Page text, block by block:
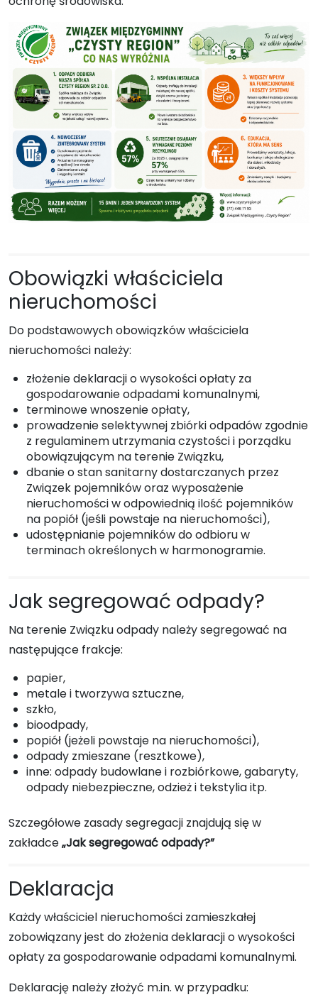
Obowiązki właściciela
nieruchomości
Do podstawowych obowiązków właściciela
nieruchomości należy:
złożenie deklaracji o wysokości opłaty za
gospodarowanie odpadami komunalnymi,
terminowe wnoszenie opłaty,
prowadzenie selektywnej zbiórki odpadów zgodnie
z regulaminem utrzymania czystości i porządku
obowiązującym na terenie Związku,
dbanie o stan sanitarny dostarczanych przez
Związek pojemników oraz wyposażenie
nieruchomości w odpowiednią ilość pojemników
na popiół (jeśli powstaje na nieruchomości),
udostępnianie pojemników do odbioru w
terminach określonych w harmonogramie.
Jak segregować odpady?
Na terenie Związku odpady należy segregować na
następujące frakcje:
papier,
metale i tworzywa sztuczne,
szkło,
bioodpady,
popiół (jeżeli powstaje na nieruchomości),
odpady zmieszane (resztkowe),
inne: odpady budowlane i rozbiórkowe, gabaryty,
odpady niebezpieczne, odzież i tekstylia itp.
Szczegółowe zasady segregacji znajdują się w
zakładce„Jak segregować odpady?”
Deklaracja
Każdy właściciel nieruchomości zamieszkałej
zobowiązany jest do złożenia deklaracji o wysokości
opłaty za gospodarowanie odpadami komunalnymi.
Deklarację należy złożyć m.in. w przypadku: